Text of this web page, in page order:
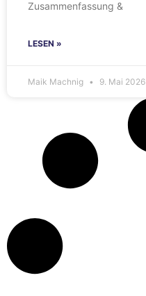
Zusammenfassung &
LESEN »
Maik Machnig 9. Mai 2026